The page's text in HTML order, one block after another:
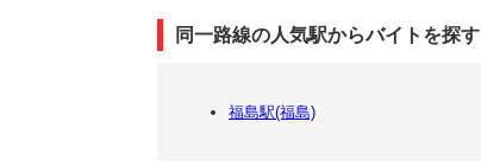
同一路線の人気駅からバイトを探す
福島駅(福島)